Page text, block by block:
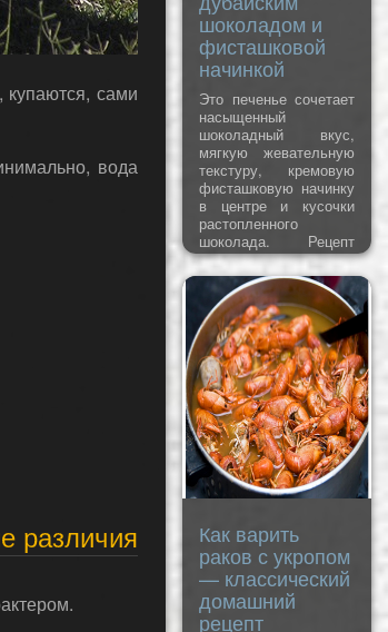
сами
вода
различия
шоколадом и
фисташковой
начинкой
Это печенье сочетает
насыщенный
шоколадный вкус,
мягкую жевательную
текстуру, кремовую
фисташковую начинку
в центре и кусочки
растопленного
шоколада. Рецепт
вдохновлен
популярным
дубайским
шоколадным
батончиком, но
готовится из
доступных продуктов.
Почему вам
понравится этот
рецепт
Я обожаю вкус
дубайского шоколада,
поэтому постоянно
в домашних рецептах.
Снача
Как варить
раков с укропом
— классический
домашний
рецепт